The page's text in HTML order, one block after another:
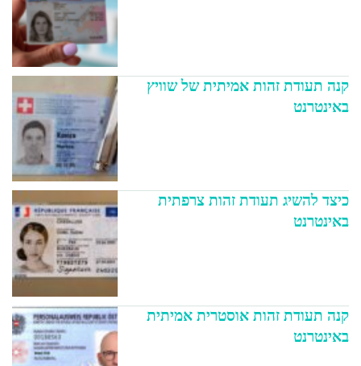
קנה תעודת זהות אמיתית של שוויץ
באינטרנט
כיצד להשיג תעודת זהות צרפתית
באינטרנט
קנה תעודת זהות אוסטרית אמיתית
באינטרנט